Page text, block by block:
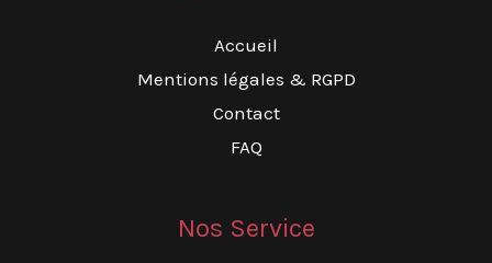
Accueil
Mentions légales & RGPD
Contact
FAQ
Nos Service